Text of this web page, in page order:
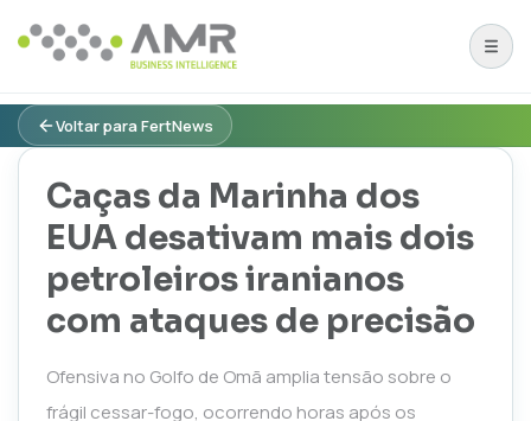
Voltar para FertNews
Caças da Marinha dos
EUA desativam mais dois
petroleiros iranianos
com ataques de precisão
Ofensiva no Golfo de Omã amplia tensão sobre o
frágil cessar-fogo, ocorrendo horas após os